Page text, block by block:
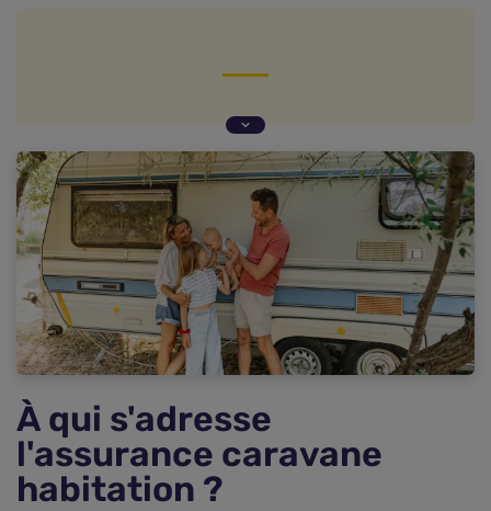
Les particularités des caravanes concernées par
cette assurance
Quelles garanties pour une assurance caravane
habitation ?
Les exigences légales pour assurer une caravane
comme résidence principale
Comment trouver une assurance caravane pas
chère ?
Foire aux questions sur l'assurance caravane
habitation permanente (FAQ)
À qui s'adresse
l'assurance caravane
habitation ?